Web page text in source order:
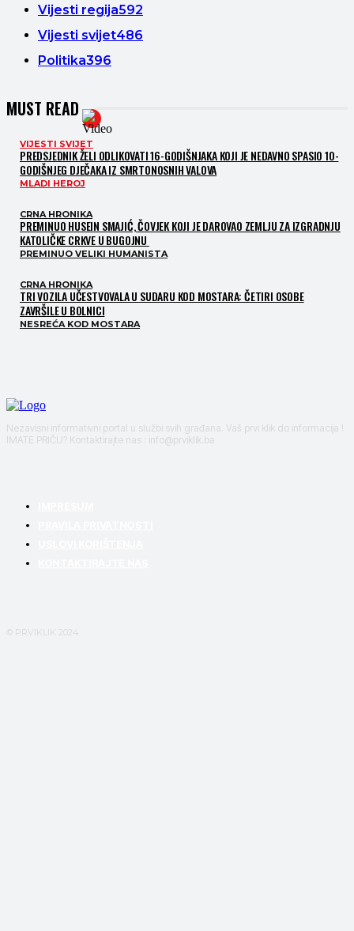
Vijesti regija592
Vijesti svijet486
Politika396
MUST READ
VIJESTI SVIJET
PREDSJEDNIK ŽELI ODLIKOVATI 16-GODIŠNJAKA KOJI JE NEDAVNO SPASIO 10-
GODIŠNJEG DJEČAKA IZ SMRTONOSNIH VALOVA
MLADI HEROJ
CRNA HRONIKA
PREMINUO HUSEIN SMAJIĆ, ČOVJEK KOJI JE DAROVAO ZEMLJU ZA IZGRADNJU
KATOLIČKE CRKVE U BUGOJNU
PREMINUO VELIKI HUMANISTA
CRNA HRONIKA
TRI VOZILA UČESTVOVALA U SUDARU KOD MOSTARA: ČETIRI OSOBE
ZAVRŠILE U BOLNICI
NESREĆA KOD MOSTARA
Nezavisni informativni portal u službi svih građana. Vaš prvi klik do informacija !
IMATE PRIČU? Kontaktirajte nas : info@prviklik.ba
© PRVIKLIK 2024